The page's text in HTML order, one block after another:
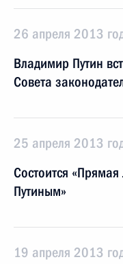
26 апреля 2013
Владимир Путин
Совета
25 апреля 2013
Состоится
Путиным»
19 апреля 2013